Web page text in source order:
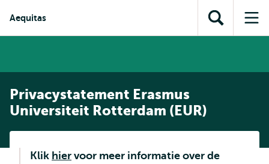
inhoud
Direct naar
subnavigatie
Aequitas
Toon
zoekveld
Privacystatement Erasmus
Universiteit Rotterdam (EUR)
Klik hier voor meer informatie over de